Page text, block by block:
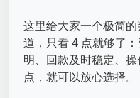
这里给大家一个极简
道，只看 4 点就够了
明、回款及时稳定、
点，就可以放心选择。